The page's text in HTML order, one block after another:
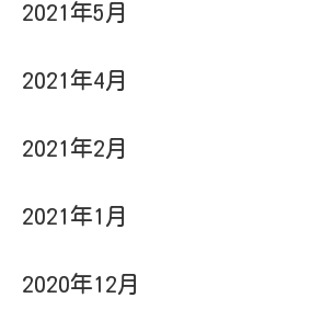
2021年5月
2021年4月
2021年2月
2021年1月
2020年12月